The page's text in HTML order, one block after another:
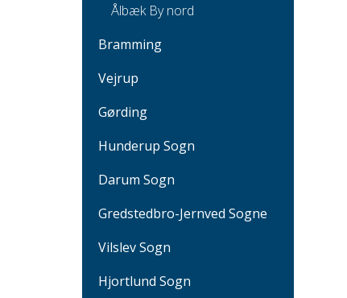
Ålbæk By nord
Bramming
Vejrup
Gørding
Hunderup Sogn
Darum Sogn
Gredstedbro-Jernved Sogne
Vilslev Sogn
Hjortlund Sogn